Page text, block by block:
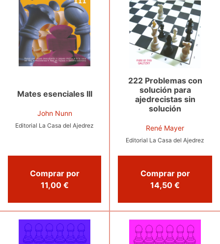
Mates esenciales III
John Nunn
Editorial La Casa del Ajedrez
Comprar por
11,00 €
222 Problemas con
solución para
ajedrecistas sin
solución
René Mayer
Editorial La Casa del Ajedrez
Comprar por
14,50 €